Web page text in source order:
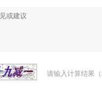
请输入计算结果